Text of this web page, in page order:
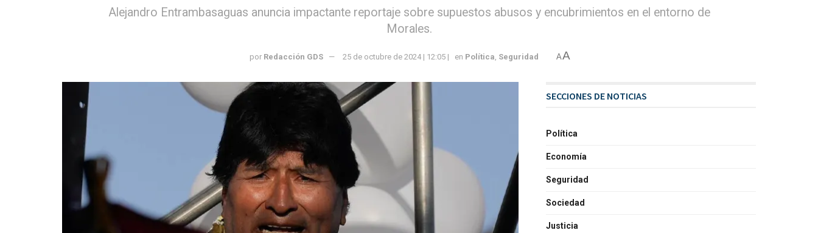
Alejandro Entrambasaguas anuncia impactante reportaje sobre supuestos abusos y encubrimientos en el entorno de
Morales.
por Redacción GDS 25 de octubre de 2024 | 12:05 | en Política, Seguridad AA
SECCIONES DE NOTICIAS
Política
Economía
Seguridad
Sociedad
Justicia